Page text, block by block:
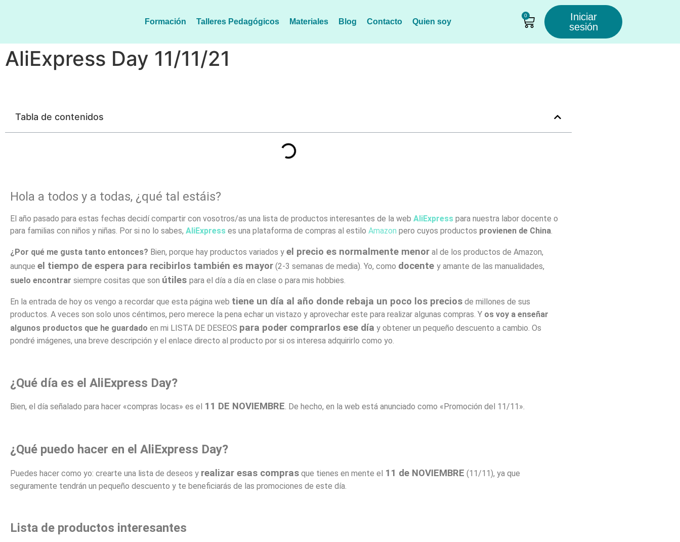
Formación Talleres Pedagógicos Materiales Blog Contacto Quien soy
0
Iniciar
sesión
AliExpress Day 11/11/21
Tabla de contenidos
Hola a todos y a todas, ¿qué tal estáis?
El año pasado para estas fechas decidí compartir con vosotros/as una lista de productos interesantes de la web AliExpress para nuestra labor docente o
para familias con niños y niñas. Por si no lo sabes, AliExpress es una plataforma de compras al estilo Amazon pero cuyos productos provienen de China.
¿Por qué me gusta tanto entonces? Bien, porque hay productos variados y el precio es normalmente menor al de los productos de Amazon,
aunque el tiempo de espera para recibirlos también es mayor (2-3 semanas de media). Yo, como docente y amante de las manualidades,
suelo encontrar siempre cositas que son útiles para el día a día en clase o para mis hobbies.
En la entrada de hoy os vengo a recordar que esta página web tiene un día al año donde rebaja un poco los precios de millones de sus
productos. A veces son solo unos céntimos, pero merece la pena echar un vistazo y aprovechar este para realizar algunas compras. Y os voy a enseñar
algunos productos que he guardado en mi LISTA DE DESEOS para poder comprarlos ese día y obtener un pequeño descuento a cambio. Os
pondré imágenes, una breve descripción y el enlace directo al producto por si os interesa adquirirlo como yo.
¿Qué día es el AliExpress Day?
Bien, el día señalado para hacer «compras locas» es el 11 DE NOVIEMBRE. De hecho, en la web está anunciado como «Promoción del 11/11».
¿Qué puedo hacer en el AliExpress Day?
Puedes hacer como yo: crearte una lista de deseos y realizar esas compras que tienes en mente el 11 de NOVIEMBRE (11/11), ya que
seguramente tendrán un pequeño descuento y te beneficiarás de las promociones de este día.
Lista de productos interesantes